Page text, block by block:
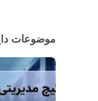
موضوعات